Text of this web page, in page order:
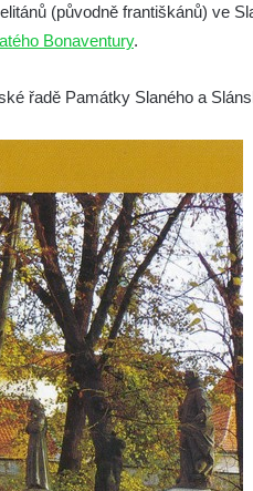
(původně františkánů) ve
Bonaventury.
řadě Památky Slaného a